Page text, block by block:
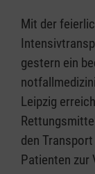
Mit der
gestern ein
Leipzig
den
Patienten zur